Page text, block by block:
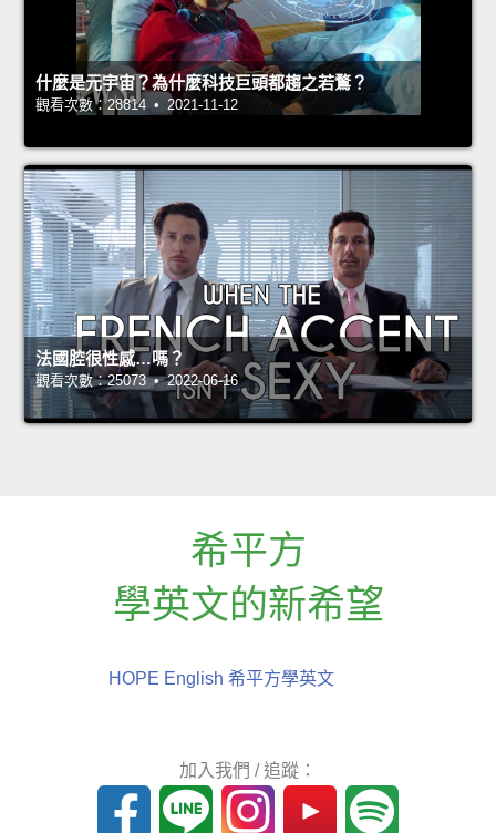
什麼是元宇宙？為什麼科技巨頭都趨之若鶩？
觀看次數：28814 • 2021-11-12
法國腔很性感…嗎？
觀看次數：25073 • 2022-06-16
希平方
學英文的新希望
HOPE English 希平方學英文
加入我們 / 追蹤：